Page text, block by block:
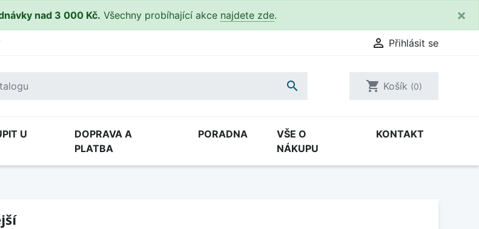
nad 3 000 Kč. Všechny probíhající akce najdete zde. ×
 Přihlásit se
 shopping_cart Košík (0)
U
DOPRAVA A
PLATBA
PORADNA
VŠE O
NÁKUPU
KONTAKT